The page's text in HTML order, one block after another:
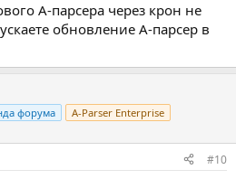
А-парсера через крон не
обновление А-парсер в
форума A-Parser Enterprise
#10